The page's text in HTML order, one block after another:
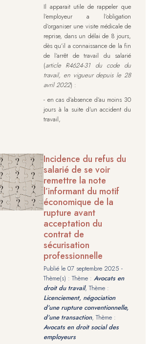
Il apparait utile de rappeler que
l’employeur a l’obligation
d’organiser une visite médicale de
reprise, dans un délai de 8 jours,
dès qu’il a connaissance de la fin
de l’arrêt de travail du salarié
(article R4624-31 du code du
travail, en vigueur depuis le 28
avril 2022) :
- en cas d’absence d’au moins 30
jours à la suite d’un accident du
travail,
Incidence du refus du
salarié de se voir
remettre la note
l’informant du motif
économique de la
rupture avant
acceptation du
contrat de
sécurisation
professionnelle
Publié le 07 septembre 2025 -
Thème(s) : Thème : Avocats en
droit du travail, Thème :
Licenciement, négociation
d’une rupture conventionnelle,
d’une transaction, Thème :
Avocats en droit social des
employeurs